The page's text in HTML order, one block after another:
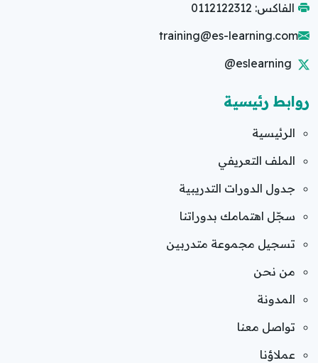
الفاكس: 0112122312
training@es-learning.com
@eslearning
روابط رئيسية
الرئيسية
الملف التعريفي
جدول الدورات التدريبية
سجّل اهتمامك بدوراتنا
تسجيل مجموعة متدربين
من نحن
المدونة
تواصل معنا
عملاؤنا